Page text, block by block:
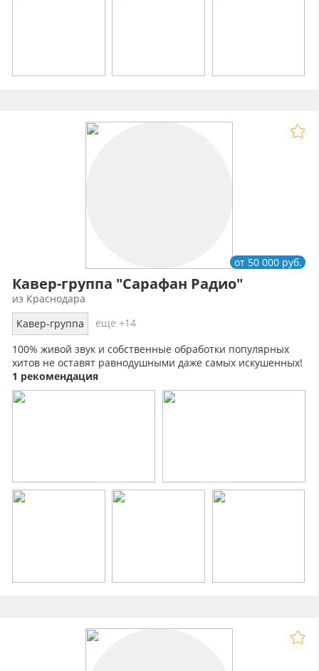
Кавер-группа "Сарафан Радио"
от 50 000 руб.
из Краснодара
Кавер-группа
еще +14
100% живой звук и собственные обработки популярных
хитов не оставят равнодушными даже самых искушенных!
1 рекомендация